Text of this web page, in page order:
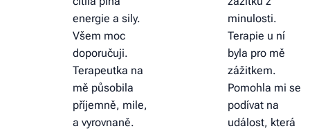
energie a sily.
Všem moc
doporučuji.
Terapeutka na
mě působila
příjemně, mile,
a vyrovnaně.
minulosti.
Terapie u ní
byla pro mě
zážitkem.
Pomohla mi se
podívat na
událost, která